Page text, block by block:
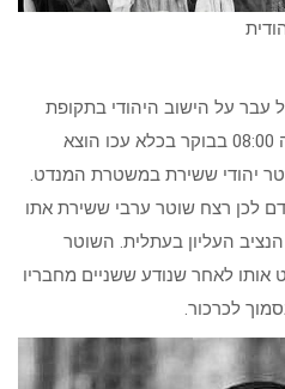
עוד יום רגיל עבר על הישוב היהודי בתקופת
המרד הערבי 1936-1939. בשעה 08:00 בבוקר בכלא עכו הוצא
יהודי ששירת במשטרת המנדט.
לכן רצח שוטר ערבי ששירת אתו
העליון בעתלית. השוטר
אותו לאחר שנודע ששניים מחבריו
לכרכור.